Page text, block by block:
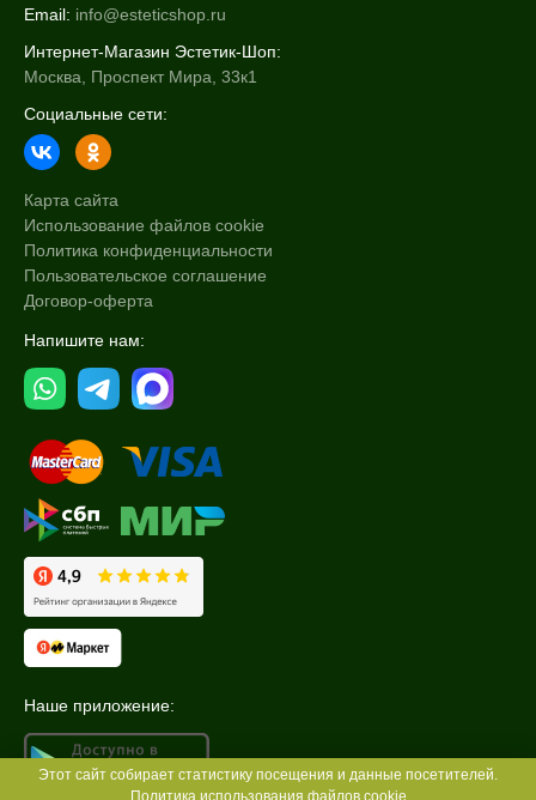
Email: info@esteticshop.ru
Интернет-Магазин Эстетик-Шоп:
Москва, Проспект Мира, 33к1
Социальные сети:
Карта сайта
Использование файлов cookie
Политика конфиденциальности
Пользовательское соглашение
Договор-оферта
Напишите нам:
Наше приложение:
Этот сайт собирает статистику посещения и данные посетителей.
Политика использования файлов cookie